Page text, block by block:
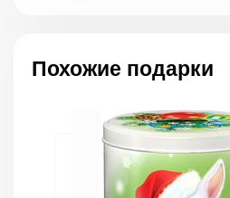
Похожие подарки